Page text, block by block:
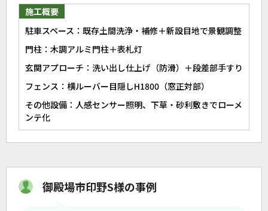
施工概要
駐車スペース：既存土間洗浄・補修＋新設目地で景観調整
門柱：木調アルミ門柱＋表札灯
玄関アプローチ：洗い出し仕上げ（防滑）＋段差部手すり
フェンス：横ルーバー目隠しH1800（窓正対部）
その他設備：人感センサー照明、下草・砂利敷きでローメ
ンテ化
御殿場市印野S様の事例